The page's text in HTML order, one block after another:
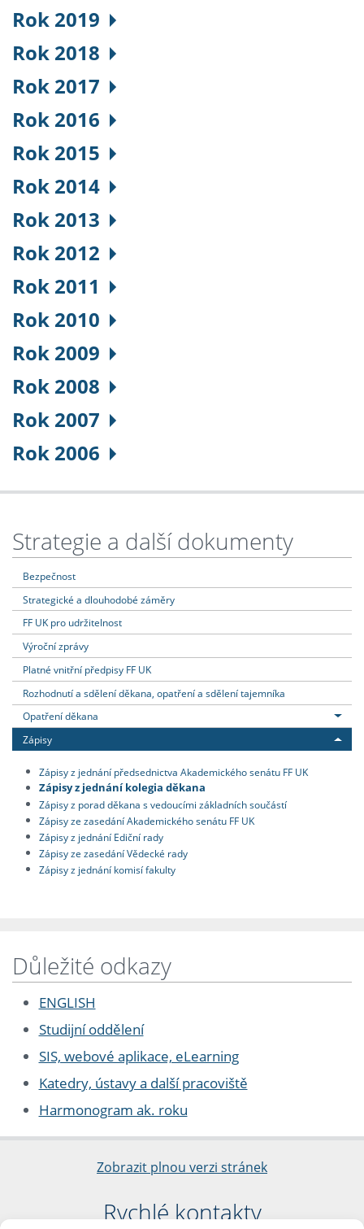
Rok 2019
Rok 2018
Rok 2017
Rok 2016
Rok 2015
Rok 2014
Rok 2013
Rok 2012
Rok 2011
Rok 2010
Rok 2009
Rok 2008
Rok 2007
Rok 2006
Strategie a další dokumenty
Bezpečnost
Strategické a dlouhodobé záměry
FF UK pro udržitelnost
Výroční zprávy
Platné vnitřní předpisy FF UK
Rozhodnutí a sdělení děkana, opatření a sdělení tajemníka
Opatření děkana
Zápisy
Zápisy z jednání předsednictva Akademického senátu FF UK
Zápisy z jednání kolegia děkana
Zápisy z porad děkana s vedoucími základních součástí
Zápisy ze zasedání Akademického senátu FF UK
Zápisy z jednání Ediční rady
Zápisy ze zasedání Vědecké rady
Zápisy z jednání komisí fakulty
Důležité odkazy
ENGLISH
Studijní oddělení
SIS, webové aplikace, eLearning
Katedry, ústavy a další pracoviště
Harmonogram ak. roku
Zobrazit plnou verzi stránek
Rychlé kontakty